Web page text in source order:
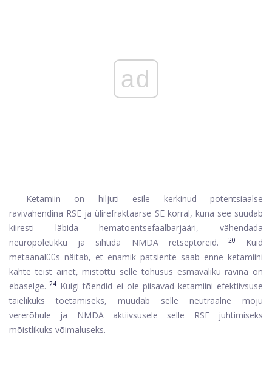
ad
Ketamiin on hiljuti esile kerkinud potentsiaalse
ravivahendina RSE ja ülirefraktaarse SE korral, kuna see suudab
kiiresti läbida hematoentsefaalbarjääri, vähendada
neuropõletikku ja sihtida NMDA retseptoreid. 20
Kuid
metaanalüüs näitab, et enamik patsiente saab enne ketamiini
kahte teist ainet, mistõttu selle tõhusus esmavaliku ravina on
ebaselge. 24 Kuigi tõendid ei ole piisavad ketamiini efektiivsuse
täielikuks toetamiseks, muudab selle neutraalne mõju
vererõhule ja NMDA aktiivsusele selle RSE juhtimiseks
mõistlikuks võimaluseks.